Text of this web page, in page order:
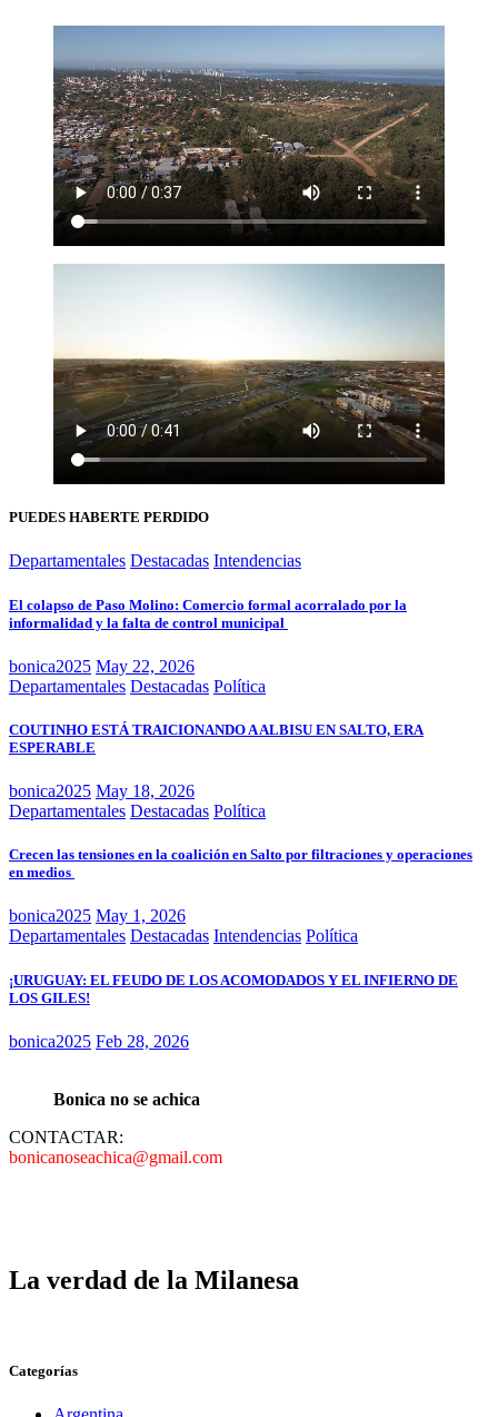
PUEDES HABERTE PERDIDO
Departamentales Destacadas Intendencias
El colapso de Paso Molino: Comercio formal acorralado por la
informalidad y la falta de control municipal
bonica2025 May 22, 2026
Departamentales Destacadas Política
COUTINHO ESTÁ TRAICIONANDO A ALBISU EN SALTO, ERA
ESPERABLE
bonica2025 May 18, 2026
Departamentales Destacadas Política
Crecen las tensiones en la coalición en Salto por filtraciones y operaciones
en medios
bonica2025 May 1, 2026
Departamentales Destacadas Intendencias Política
¡URUGUAY: EL FEUDO DE LOS ACOMODADOS Y EL INFIERNO DE
LOS GILES!
bonica2025 Feb 28, 2026
Bonica no se achica
CONTACTAR:
bonicanoseachica@gmail.com
La verdad de la Milanesa
Categorías